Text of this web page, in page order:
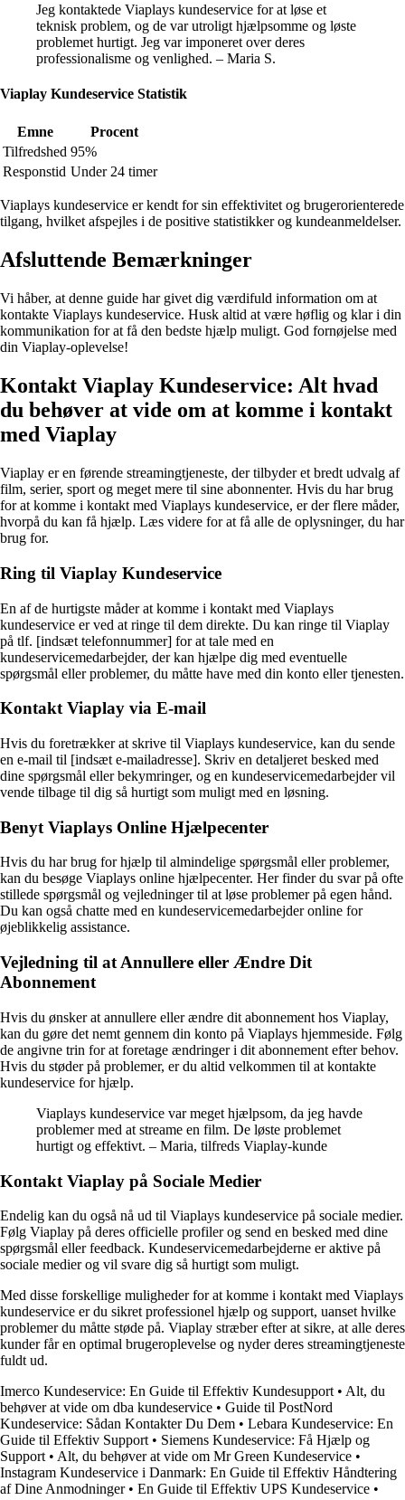
Jeg kontaktede Viaplays kundeservice for at løse et
teknisk problem, og de var utroligt hjælpsomme og løste
problemet hurtigt. Jeg var imponeret over deres
professionalisme og venlighed. – Maria S.
Viaplay Kundeservice Statistik
Emne
Procent
Tilfredshed 95%
Responstid Under 24 timer
Viaplays kundeservice er kendt for sin effektivitet og brugerorienterede
tilgang, hvilket afspejles i de positive statistikker og kundeanmeldelser.
Afsluttende Bemærkninger
Vi håber, at denne guide har givet dig værdifuld information om at
kontakte Viaplays kundeservice. Husk altid at være høflig og klar i din
kommunikation for at få den bedste hjælp muligt. God fornøjelse med
din Viaplay-oplevelse!
Kontakt Viaplay Kundeservice: Alt hvad
du behøver at vide om at komme i kontakt
med Viaplay
Viaplay er en førende streamingtjeneste, der tilbyder et bredt udvalg af
film, serier, sport og meget mere til sine abonnenter. Hvis du har brug
for at komme i kontakt med Viaplays kundeservice, er der flere måder,
hvorpå du kan få hjælp. Læs videre for at få alle de oplysninger, du har
brug for.
Ring til Viaplay Kundeservice
En af de hurtigste måder at komme i kontakt med Viaplays
kundeservice er ved at ringe til dem direkte. Du kan ringe til Viaplay
på tlf. [indsæt telefonnummer] for at tale med en
kundeservicemedarbejder, der kan hjælpe dig med eventuelle
spørgsmål eller problemer, du måtte have med din konto eller tjenesten.
Kontakt Viaplay via E-mail
Hvis du foretrækker at skrive til Viaplays kundeservice, kan du sende
en e-mail til [indsæt e-mailadresse]. Skriv en detaljeret besked med
dine spørgsmål eller bekymringer, og en kundeservicemedarbejder vil
vende tilbage til dig så hurtigt som muligt med en løsning.
Benyt Viaplays Online Hjælpecenter
Hvis du har brug for hjælp til almindelige spørgsmål eller problemer,
kan du besøge Viaplays online hjælpecenter. Her finder du svar på ofte
stillede spørgsmål og vejledninger til at løse problemer på egen hånd.
Du kan også chatte med en kundeservicemedarbejder online for
øjeblikkelig assistance.
Vejledning til at Annullere eller Ændre Dit
Abonnement
Hvis du ønsker at annullere eller ændre dit abonnement hos Viaplay,
kan du gøre det nemt gennem din konto på Viaplays hjemmeside. Følg
de angivne trin for at foretage ændringer i dit abonnement efter behov.
Hvis du støder på problemer, er du altid velkommen til at kontakte
kundeservice for hjælp.
Viaplays kundeservice var meget hjælpsom, da jeg havde
problemer med at streame en film. De løste problemet
hurtigt og effektivt. – Maria, tilfreds Viaplay-kunde
Kontakt Viaplay på Sociale Medier
Endelig kan du også nå ud til Viaplays kundeservice på sociale medier.
Følg Viaplay på deres officielle profiler og send en besked med dine
spørgsmål eller feedback. Kundeservicemedarbejderne er aktive på
sociale medier og vil svare dig så hurtigt som muligt.
Med disse forskellige muligheder for at komme i kontakt med Viaplays
kundeservice er du sikret professionel hjælp og support, uanset hvilke
problemer du måtte støde på. Viaplay stræber efter at sikre, at alle deres
kunder får en optimal brugeroplevelse og nyder deres streamingtjeneste
fuldt ud.
Imerco Kundeservice: En Guide til Effektiv Kundesupport • Alt, du
behøver at vide om dba kundeservice • Guide til PostNord
Kundeservice: Sådan Kontakter Du Dem • Lebara Kundeservice: En
Guide til Effektiv Support • Siemens Kundeservice: Få Hjælp og
Support • Alt, du behøver at vide om Mr Green Kundeservice •
Instagram Kundeservice i Danmark: En Guide til Effektiv Håndtering
af Dine Anmodninger• En Guide til Effektiv UPS Kundeservice •